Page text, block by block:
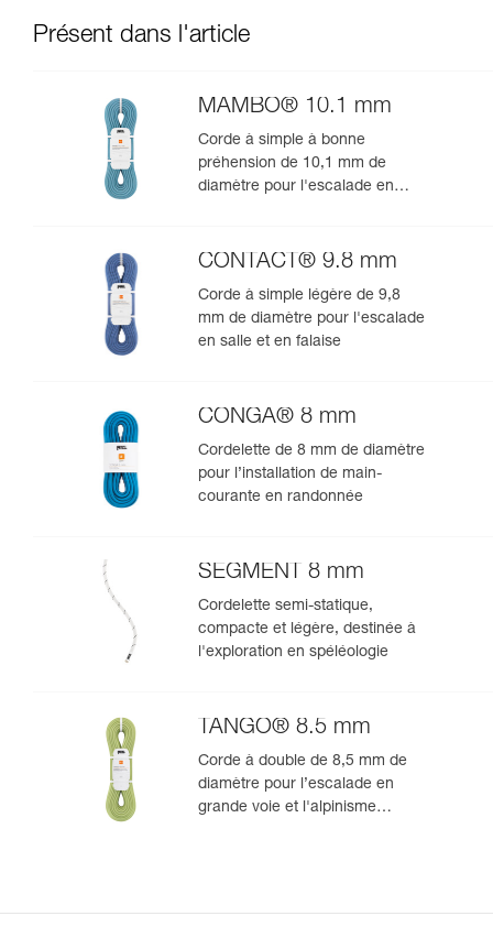
Présent dans l'article
MAMBO® 10.1 mm
Corde à simple à bonne
préhension de 10,1 mm de
diamètre pour l'escalade en
CONTACT® 9.8 mm
Corde à simple légère de 9,8
mm de diamètre pour l'escalade
en salle et en falaise
CONGA® 8 mm
Cordelette de 8 mm de diamètre
pour l’installation de main-
courante en randonnée
SEGMENT 8 mm
Cordelette semi-statique,
compacte et légère, destinée à
l'exploration en spéléologie
TANGO® 8.5 mm
Corde à double de 8,5 mm de
diamètre pour l’escalade en
grande voie et l'alpinisme